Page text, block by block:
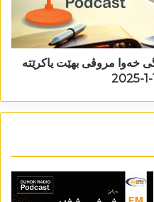
خەوا مروڤی بھێت یاکرێتە